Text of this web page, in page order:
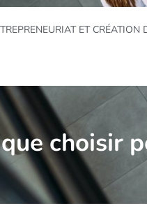
ET CRÉATION
choisir